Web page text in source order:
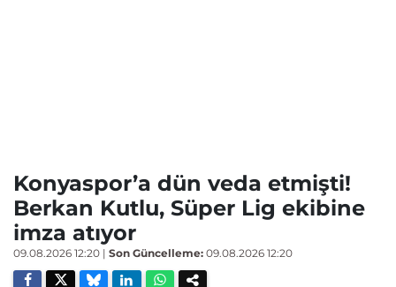
Konyaspor’a dün veda etmişti!
Berkan Kutlu, Süper Lig ekibine
imza atıyor
09.08.2026 12:20 | Son Güncelleme: 09.08.2026 12:20